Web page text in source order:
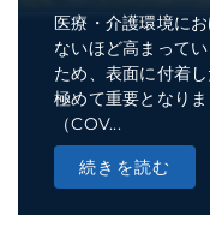
医療・介護環境に
ないほど高まって
ため、表面に付着
極めて重要となり
（COV...
続きを読む